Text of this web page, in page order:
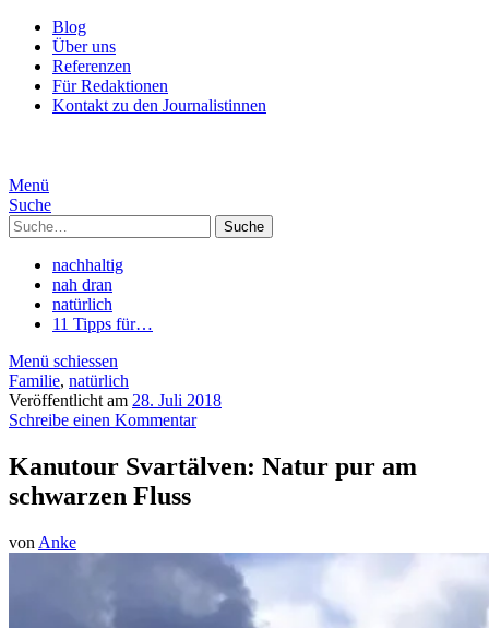
Blog
Über uns
Referenzen
Für Redaktionen
Kontakt zu den Journalistinnen
Menü
Suche
Suche
nachhaltig
nah dran
natürlich
11 Tipps für…
Menü schiessen
Familie, natürlich
Veröffentlicht am 28. Juli 2018
Schreibe einen Kommentar
Kanutour Svartälven: Natur pur am
schwarzen Fluss
von Anke